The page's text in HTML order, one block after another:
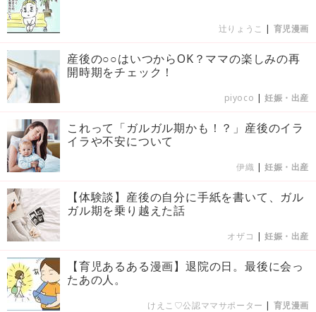
辻りょうこ | 育児漫画
産後の○○はいつからOK？ママの楽しみの再
開時期をチェック！
piyoco | 妊娠・出産
これって「ガルガル期かも！？」産後のイラ
イラや不安について
伊織 | 妊娠・出産
【体験談】産後の自分に手紙を書いて、ガル
ガル期を乗り越えた話
オザコ | 妊娠・出産
【育児あるある漫画】退院の日。最後に会っ
たあの人。
けえこ♡公認ママサポーター | 育児漫画